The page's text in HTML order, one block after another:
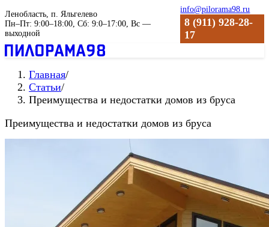
Ленобласть, п. Яльгелево
Пн–Пт: 9:00–18:00, Сб: 9:0–17:00, Вс —
выходной
info@pilorama98.ru
8 (911) 928-28-
17
Главная/
Статьи/
Преимущества и недостатки домов из бруса
Преимущества и недостатки домов из бруса